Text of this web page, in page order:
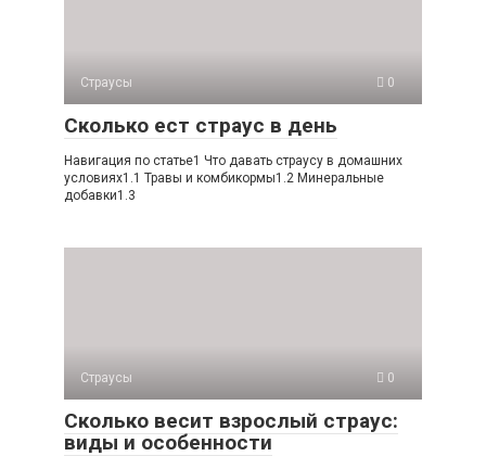
Страусы 0
Сколько ест страус в день
Навигация по статье1 Что давать страусу в домашних
условиях1.1 Травы и комбикормы1.2 Минеральные
добавки1.3
Страусы 0
Сколько весит взрослый страус:
виды и особенности